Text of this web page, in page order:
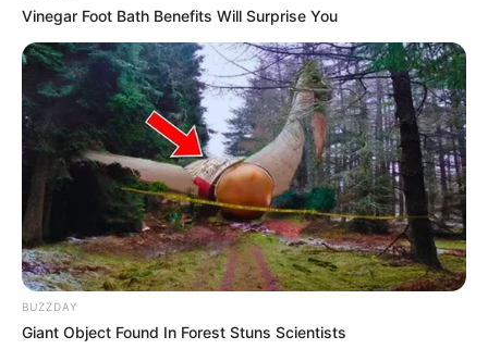
Vinegar Foot Bath Benefits Will Surprise You
BUZZDAY
Giant Object Found In Forest Stuns Scientists